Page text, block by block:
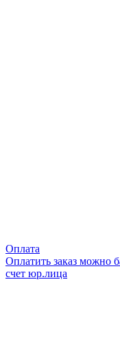
Оплата
Оплатить заказ можно
счет юр.лица